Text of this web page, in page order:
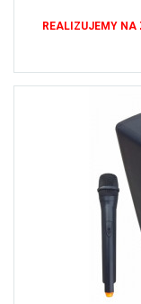
REALIZUJEMY